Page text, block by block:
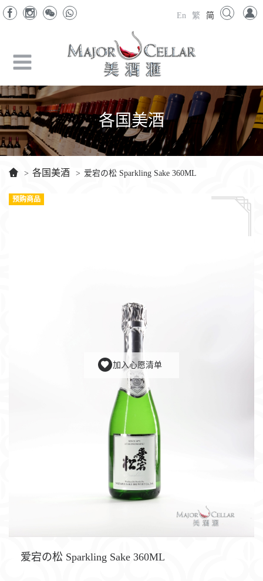
En 繁 简
各国美酒
> 各国美酒 > 爱宕の松 Sparkling Sake 360ML
加入心愿清单
预购商品
爱宕の松 Sparkling Sake 360ML